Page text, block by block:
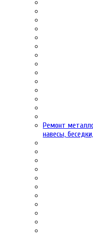
Ремонт
навесы,